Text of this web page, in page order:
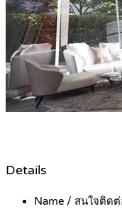
Details
Name / สนใจติด